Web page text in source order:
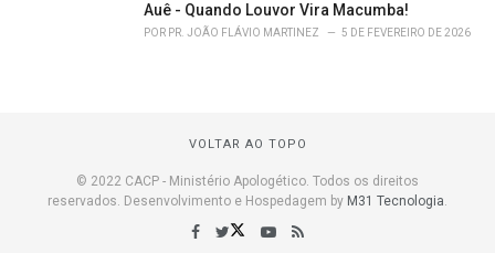
Auê - Quando Louvor Vira Macumba!
POR PR. JOÃO FLÁVIO MARTINEZ 5 DE FEVEREIRO DE 2026
VOLTAR AO TOPO
© 2022 CACP - Ministério Apologético. Todos os direitos
reservados. Desenvolvimento e Hospedagem by M31 Tecnologia.